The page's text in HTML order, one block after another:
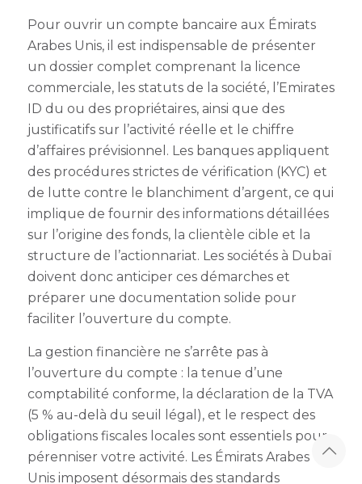
Pour ouvrir un compte bancaire aux Émirats
Arabes Unis, il est indispensable de présenter
un dossier complet comprenant la licence
commerciale, les statuts de la société, l’Emirates
ID du ou des propriétaires, ainsi que des
justificatifs sur l’activité réelle et le chiffre
d’affaires prévisionnel. Les banques appliquent
des procédures strictes de vérification (KYC) et
de lutte contre le blanchiment d’argent, ce qui
implique de fournir des informations détaillées
sur l’origine des fonds, la clientèle cible et la
structure de l’actionnariat. Les sociétés à Dubaï
doivent donc anticiper ces démarches et
préparer une documentation solide pour
faciliter l’ouverture du compte.
La gestion financière ne s’arrête pas à
l’ouverture du compte : la tenue d’une
comptabilité conforme, la déclaration de la TVA
(5 % au-delà du seuil légal), et le respect des
obligations fiscales locales sont essentiels pour
pérenniser votre activité. Les Émirats Arabes
Unis imposent désormais des standards